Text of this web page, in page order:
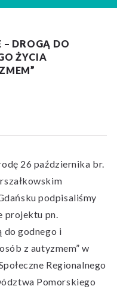
– DROGĄ DO
ŻYCIA
26 października br.
podpisaliśmy
projektu pn.
do godnego i
z autyzmem” w
Regionalnego
Pomorskiego